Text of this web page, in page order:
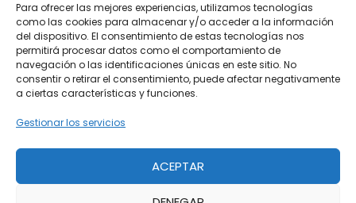
Para ofrecer las mejores experiencias, utilizamos tecnologías
como las cookies para almacenar y/o acceder a la información
del dispositivo. El consentimiento de estas tecnologías nos
permitirá procesar datos como el comportamiento de
navegación o las identificaciones únicas en este sitio. No
consentir o retirar el consentimiento, puede afectar negativamente
a ciertas características y funciones.
Gestionar los servicios
ACEPTAR
Información Legal
Aviso Legal